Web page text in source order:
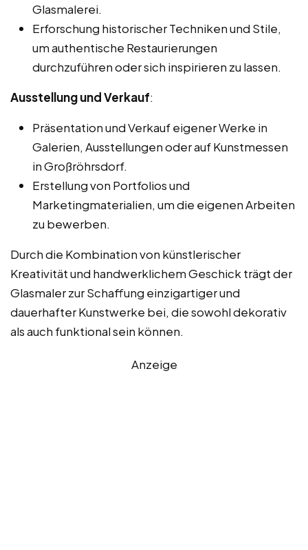
Glasmalerei.
Erforschung historischer Techniken und Stile,
um authentische Restaurierungen
durchzuführen oder sich inspirieren zu lassen.
Ausstellung und Verkauf:
Präsentation und Verkauf eigener Werke in
Galerien, Ausstellungen oder auf Kunstmessen
in Großröhrsdorf.
Erstellung von Portfolios und
Marketingmaterialien, um die eigenen Arbeiten
zu bewerben.
Durch die Kombination von künstlerischer
Kreativität und handwerklichem Geschick trägt der
Glasmaler zur Schaffung einzigartiger und
dauerhafter Kunstwerke bei, die sowohl dekorativ
als auch funktional sein können.
Anzeige